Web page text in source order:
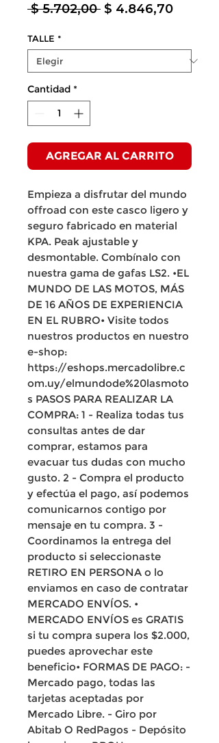
$ 5.702,00 Precio
$ 4.846,70Precio
TALLE *
Cantidad *
AGREGAR AL CARRITO
Empieza a disfrutar del mundo
offroad con este casco ligero y
seguro fabricado en material
KPA. Peak ajustable y
desmontable. Combínalo con
nuestra gama de gafas LS2. •EL
MUNDO DE LAS MOTOS, MÁS
DE 16 AÑOS DE EXPERIENCIA
EN EL RUBRO• Visite todos
nuestros productos en nuestro
e-shop:
https://eshops.mercadolibre.c
om.uy/elmundode%20lasmoto
s PASOS PARA REALIZAR LA
COMPRA: 1 - Realiza todas tus
consultas antes de dar
comprar, estamos para
evacuar tus dudas con mucho
gusto. 2 - Compra el producto
y efectúa el pago, así podemos
comunicarnos contigo por
mensaje en tu compra. 3 -
Coordinamos la entrega del
producto si seleccionaste
RETIRO EN PERSONA o lo
enviamos en caso de contratar
MERCADO ENVÍOS. •
MERCADO ENVÍOS es GRATIS
si tu compra supera los $2.000,
puedes aprovechar este
beneficio• FORMAS DE PAGO: -
Mercado pago, todas las
tarjetas aceptadas por
Mercado Libre. - Giro por
Abitab O RedPagos - Depósito